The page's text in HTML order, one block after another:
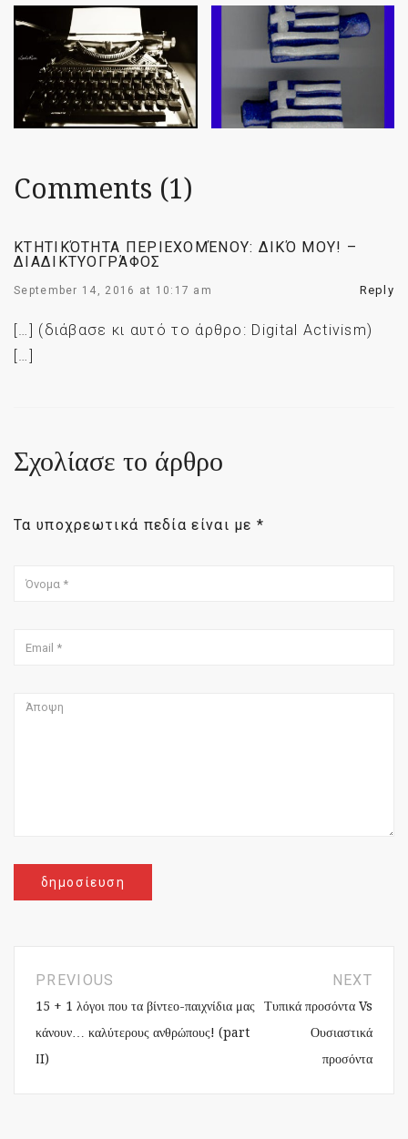
Comments (1)
ΚΤΗΤΙΚΌΤΗΤΑ ΠΕΡΙΕΧΟΜΈΝΟΥ: ΔΙΚΌ ΜΟΥ! –
ΔΙΑΔΙΚΤΥΟΓΡΆΦΟΣ
September 14, 2016 at 10:17 am Reply
[…] (διάβασε κι αυτό το άρθρο: Digital Activism)
[…]
Σχολίασε το άρθρο
Τα υποχρεωτικά πεδία είναι με*
PREVIOUS
15 + 1 λόγοι που τα βίντεο-παιχνίδια μας
κάνουν… καλύτερους ανθρώπους! (part
ΙI)
NEXT
Τυπικά προσόντα Vs
Ουσιαστικά
προσόντα